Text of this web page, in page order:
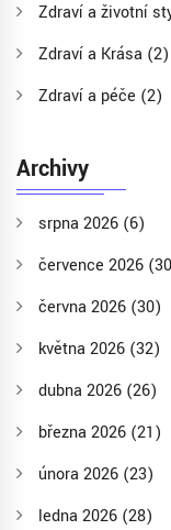
Zdraví a životní
Zdraví a Krása (2)
Zdraví a péče (2)
Archivy
srpna 2026 (6)
července 2026
června 2026 (30)
května 2026 (32)
dubna 2026 (26)
března 2026 (21)
února 2026 (23)
ledna 2026 (28)